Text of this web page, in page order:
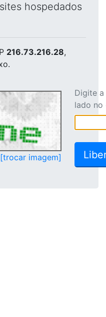
hospedados
216.73.216.28,
[trocar imagem]
Digite
lado no